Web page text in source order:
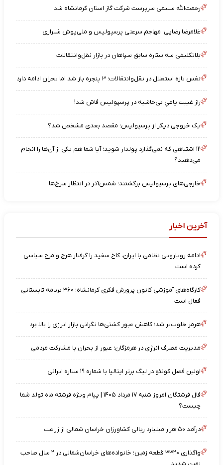
رحمت‌الله سلیمی سرپرست شرکت گاز استان کرمانشاه شد
غلامرضا رضایی؛ مهاجم سرعتی پرسپولیس و ملی‌پوش شیرازی
بلاتکلیفی سه ستاره سابق سپاهان در بازار نقل‌وانتقالات
نفس تازه استقلال در نقل‌وانتقالات؛ ۳ پنجره باز شد اما بحران ادامه دارد
راز غیبت یاغیِ بی‌حاشیه در پرسپولیس فاش شد!
یک خروجی دیگر از پرسپولیس؛ مقصد بعدی مشخص شد؟
۱۲ اشتباهی که نمی‌گذارد پولدار شوید؛ آیا شما هم یکی از آن‌ها را انجام
می‌دهید؟
خارجی‌های پرسپولیس برگشتند؛ شمس‌آذر در انتظار سرخ‌ها
آخرین اخبار
ادامه رویارویی نظامی با ایران، کاخ سفید را گرفتار هرج‌ و مرج سیاسی
کرده است
کارگاه‌های آموزشی کانون پرورش فکری کرمانشاه؛ ۳۶۰ برنامه تابستانی
فعال است
هرمز خلوت‌تر شد؛ کاهش عبور کشتی‌ها نگرانی بازار انرژی را بالا برد
مدیریت مصرف انرژی در هرمزگان؛ عبور از بحران با مشارکت مردمی
اولین فصل کونئو در لیگ برتر ایتالیا با شماره ۱۹ ستاره ایرانی
فال فرشتگان امروز شنبه ۱۷ مرداد ۱۴۰۵ | پیام ویژه فرشته ماه تولد شما
چیست؟
درآمد ۵۰ هزار میلیارد ریالی کشاورزان خراسان شمالی از زراعت
واگذاری ۳۳۲۰ قطعه زمین؛ خانواده‌های خراسان‌شمالی در ۲ سال صاحب